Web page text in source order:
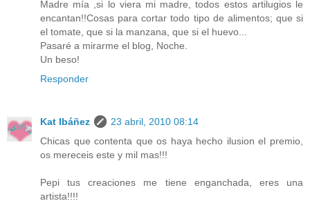
Madre mía ,si lo viera mi madre, todos estos artilugios le
encantan!!Cosas para cortar todo tipo de alimentos; que si
el tomate, que si la manzana, que si el huevo...
Pasaré a mirarme el blog, Noche.
Un beso!
Responder
Kat Ibáñez
23 abril, 2010 08:14
Chicas que contenta que os haya hecho ilusion el premio,
os mereceis este y mil mas!!!
Pepi tus creaciones me tiene enganchada, eres una
artista!!!!